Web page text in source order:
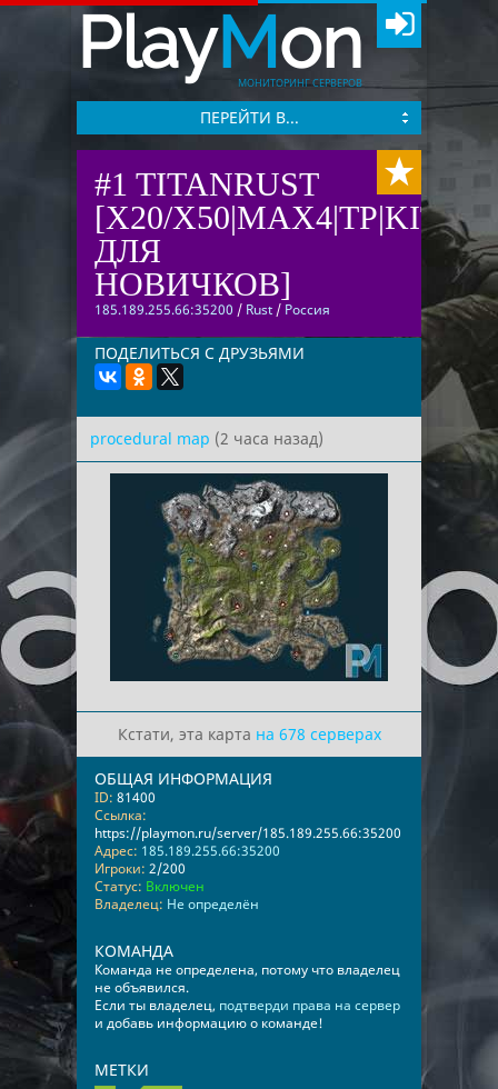
PlayMon
МОНИТОРИНГ СЕРВЕРОВ
ПЕРЕЙТИ В...
#1 TITANRUST
[X20/X50|MAX4|TP|KITS|
ДЛЯ
НОВИЧКОВ]
185.189.255.66:35200 / Rust / Россия
ПОДЕЛИТЬСЯ С ДРУЗЬЯМИ
procedural map (2 часа назад)
Кстати, эта карта на 678 серверах
ОБЩАЯ ИНФОРМАЦИЯ
ID: 81400
Ссылка:
https://playmon.ru/server/185.189.255.66:35200
Адрес: 185.189.255.66:35200
Игроки: 2/200
Статус: Включен
Владелец: Не определён
КОМАНДА
Команда не определена, потому что владелец
не объявился.
Если ты владелец, подтверди права на сервер
и добавь информацию о команде!
МЕТКИ